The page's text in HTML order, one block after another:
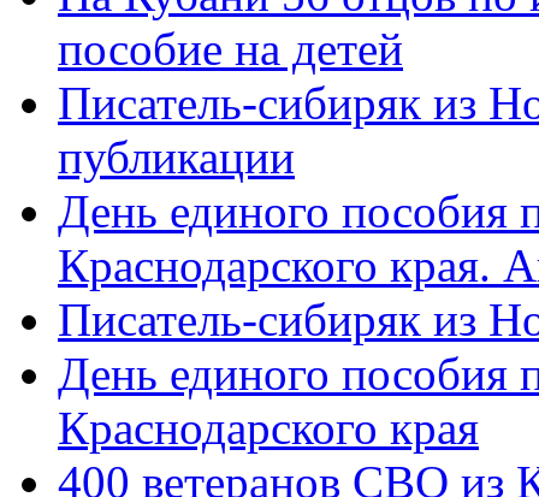
пособие на детей
Писатель-сибиряк из
публикации
День единого пособия
Краснодарского края.
Писатель-сибиряк из
День единого пособия
Краснодарского края
400 ветеранов СВО из